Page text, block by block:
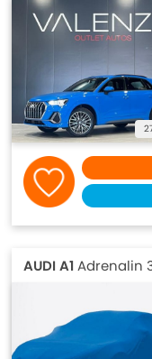
AUDI A1Adrenalin